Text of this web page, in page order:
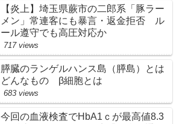
【炎上】埼玉県蕨市の二郎系「豚ラー
メン」常連客にも暴言・返金拒否 ル
ール遵守でも高圧対応か
717 views
膵臓のランゲルハンス島（膵島）とは
どんなもの β細胞とは
683 views
今回の血液検査でHbA1ｃが最高値8.3